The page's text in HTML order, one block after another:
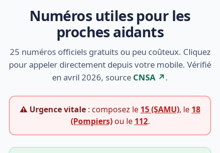
Numéros utiles pour les
proches aidants
25 numéros officiels gratuits ou peu coûteux. Cliquez
pour appeler directement depuis votre mobile. Vérifié
en avril 2026, source CNSA ↗.
⚠️ Urgence vitale : composez le 15 (SAMU), le 18
(Pompiers)ou le 112.